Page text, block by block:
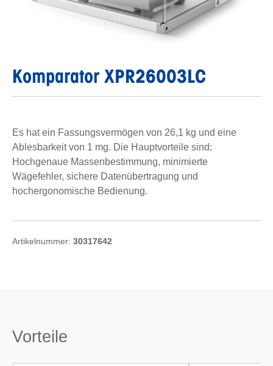
Komparator XPR26003LC
Es hat ein Fassungsvermögen von 26,1 kg und eine
Ablesbarkeit von 1 mg. Die Hauptvorteile sind:
Hochgenaue Massenbestimmung, minimierte
Wägefehler, sichere Datenübertragung und
hochergonomische Bedienung.
Artikelnummer: 30317642
Vorteile